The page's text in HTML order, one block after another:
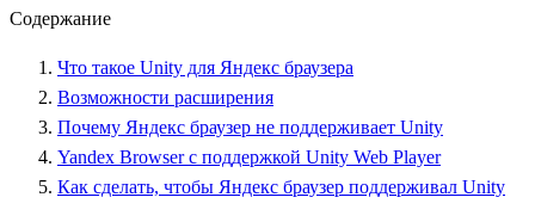
Содержание
Что такое Unity для Яндекс браузера
Возможности расширения
Почему Яндекс браузер не поддерживает Unity
Yandex Browser с поддержкой Unity Web Player
Как сделать, чтобы Яндекс браузер поддерживал Unity